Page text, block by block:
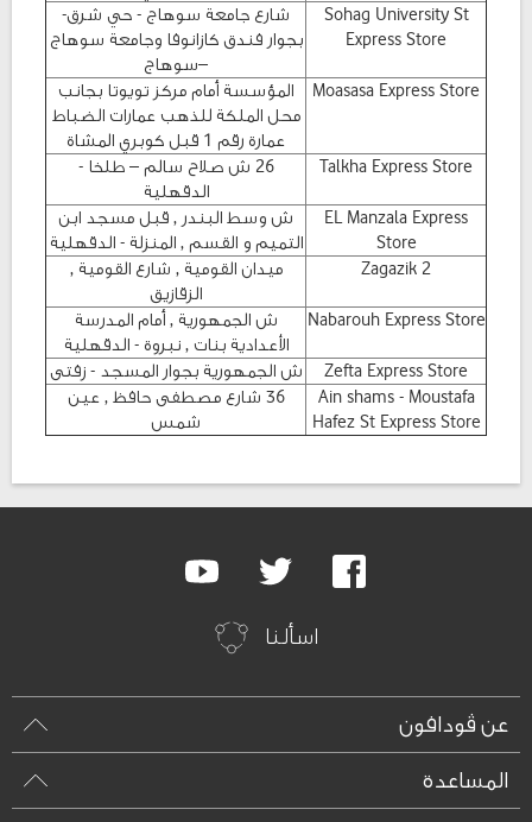
Sohag University St
Express Store
شارع جامعة سوهاج - حي شرق-
بجوار فندق كازانوفا وجامعة سوهاج
–سوهاج
Moasasa Express Store
المؤسسة أمام مركز تويوتا بجانب
محل الملكة للذهب عمارات الضباط
عمارة رقم 1 قبل كوبري المشاة
Talkha Express Store
26 ش صلاح سالم – طلخا -
الدقهلية
EL Manzala Express
Store
ش وسط البندر , قبل مسجد ابن
التميم و القسم , المنزلة - الدقهلية
Zagazik 2
ميدان القومية , شارع القومية ,
الزقازيق
Nabarouh Express Store
ش الجمهورية , أمام المدرسة
الأعدادية بنات , نبروة - الدقهلية
Zefta Express Store
ش الجمهورية بجوار المسجد - زفتى
Ain shams - Moustafa
Hafez St Express Store
36 شارع مصطفى حافظ , عين
شمس
Facebook
Twitter
Youtube
اسألنا
عن ڤودافون
المساعدة